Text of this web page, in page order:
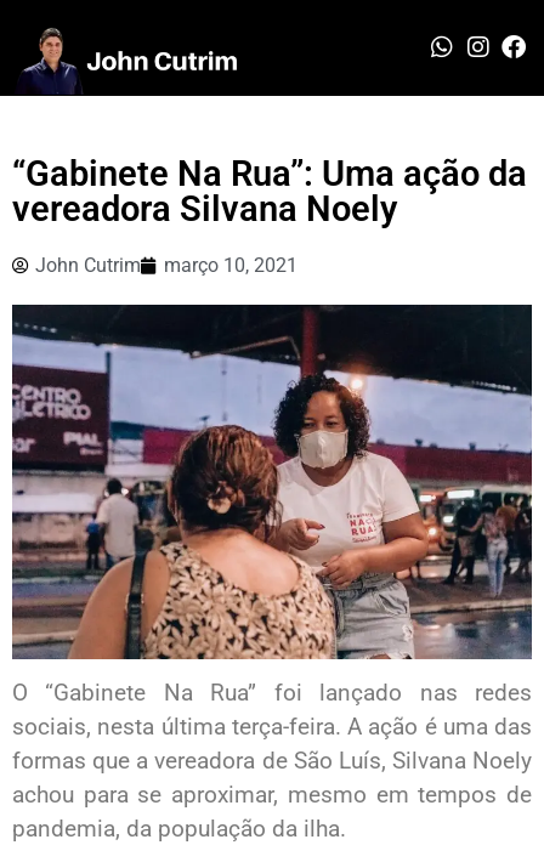
“Gabinete Na Rua”: Uma ação da
vereadora Silvana Noely
John Cutrim março 10, 2021
O “Gabinete Na Rua” foi lançado nas redes
sociais, nesta última terça-feira. A ação é uma das
formas que a vereadora de São Luís, Silvana Noely
achou para se aproximar, mesmo em tempos de
pandemia, da população da ilha.